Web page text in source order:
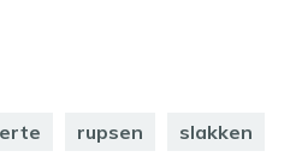
rupsen slakken